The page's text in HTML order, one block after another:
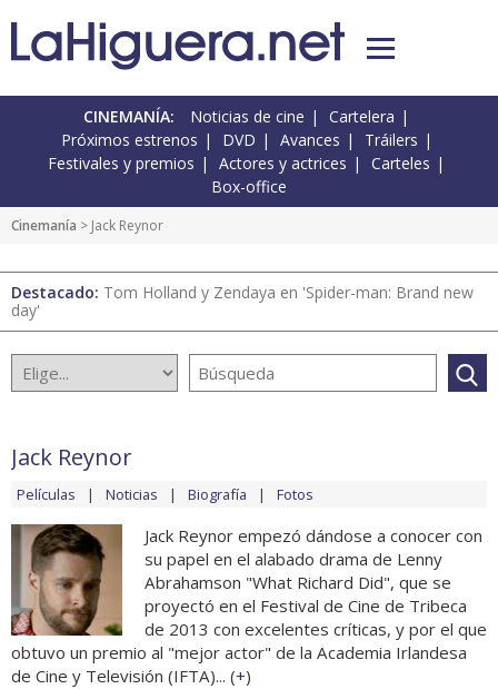
CINEMANÍA: Noticias de cine
Cartelera
Próximos estrenos
DVD Avances
Tráilers
Festivales y premios
Actores y actrices
Carteles
Box-office
Cinemanía > Jack Reynor
Destacado: Tom Holland y Zendaya en 'Spider-man: Brand new
day'
Jack Reynor
Películas Noticias Biografía Fotos
Jack Reynor empezó dándose a conocer con
su papel en el alabado drama de Lenny
Abrahamson "What Richard Did", que se
proyectó en el Festival de Cine de Tribeca
de 2013 con excelentes críticas, y por el que
obtuvo un premio al "mejor actor" de la Academia Irlandesa
de Cine y Televisión (IFTA)... (+)